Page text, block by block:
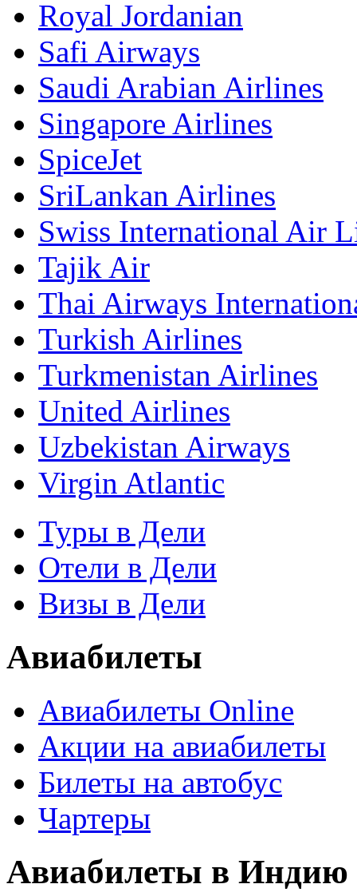
Royal Jordanian
Safi Airways
Saudi Arabian Airlines
Singapore Airlines
SpiceJet
SriLankan Airlines
Swiss International Air
Tajik Air
Thai Airways
Turkish Airlines
Turkmenistan Airlines
United Airlines
Uzbekistan Airways
Virgin Atlantic
Туры в Дели
Отели в Дели
Визы в Дели
Авиабилеты
Авиабилеты Online
Акции на авиабилеты
Билеты на автобус
Чартеры
Авиабилеты в Индию